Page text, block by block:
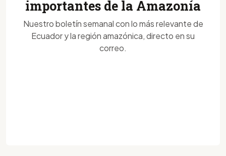
importantes de la Amazonía
Nuestro boletín semanal con lo más relevante de
Ecuador y la región amazónica, directo en su
correo.